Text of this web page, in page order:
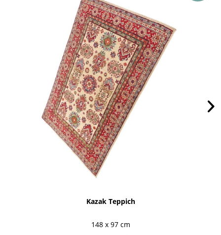
Kazak Teppich
148 x 97 cm